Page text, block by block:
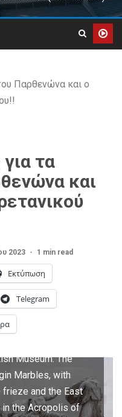
Παρθενώνα και ο
τα
και
2023 1 min read
Εκτύπωση
Telegram
Museum. The
Marbles, with
and the East
in the Acropolis of